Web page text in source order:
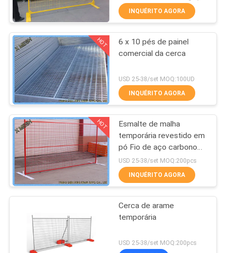
CONTROLE
DA
QUALIDADE
CONTACTE-
NOS
PEÇA
UMAS
CITAÇÕES
MAPA
engranzamento de
fio metálico
máquina de malha
de arame
73
INQUÉRITO AGORA
HOT
6 x 10 pés de painel
comercial da cerca
USD 25-38/set MOQ:100UD
INQUÉRITO AGORA
HOT
Esmalte de malha
temporária revestido em
pó Fio de aço carbono
baixo 8FT X 10FT Painel
de malha
USD 25-38/set MOQ:200pcs
INQUÉRITO AGORA
Cerca de arame
temporária
USD 25-38/set MOQ:200pcs